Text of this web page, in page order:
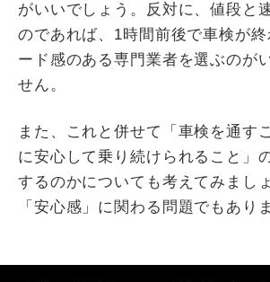
がいいでしょう。反対に、値段と
のであれば、1時間前後で車検が
ード感のある専門業者を選ぶのが
せん。
また、これと併せて「車検を通す
に安心して乗り続けられること」
するのかについても考えてみまし
「安心感」に関わる問題でもあり